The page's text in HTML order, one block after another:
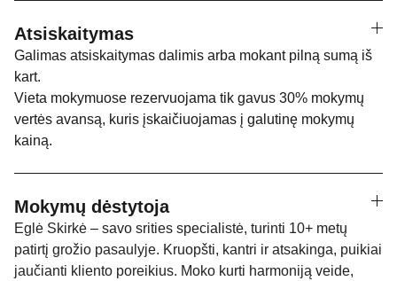
Atsiskaitymas
Galimas atsiskaitymas dalimis arba mokant pilną sumą iš
kart.
Vieta mokymuose rezervuojama tik gavus 30% mokymų
vertės avansą, kuris įskaičiuojamas į galutinę mokymų
kainą.
Mokymų dėstytoja
Eglė Skirkė – savo srities specialistė, turinti 10+ metų
patirtį grožio pasaulyje. Kruopšti, kantri ir atsakinga, puikiai
jaučianti kliento poreikius. Moko kurti harmoniją veide,